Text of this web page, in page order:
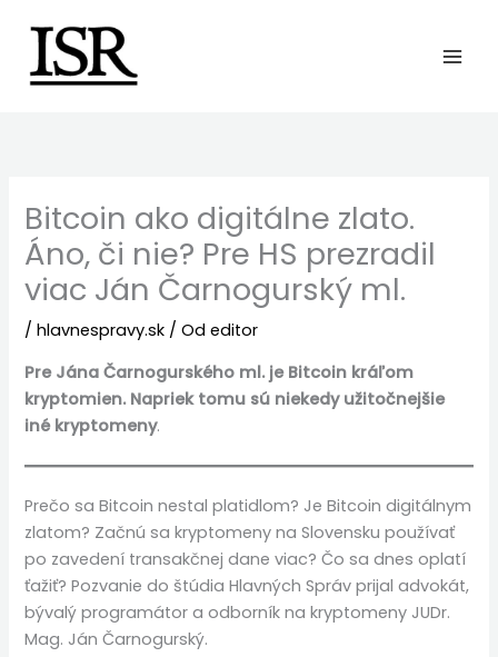
obsah
Bitcoin ako digitálne zlato.
Áno, či nie? Pre HS prezradil
viac Ján Čarnogurský ml.
/hlavnespravy.sk / Od editor
Pre Jána Čarnogurského ml. je Bitcoin kráľom
kryptomien. Napriek tomu sú niekedy užitočnejšie
iné kryptomeny.
Prečo sa Bitcoin nestal platidlom? Je Bitcoin digitálnym
zlatom? Začnú sa kryptomeny na Slovensku používať
po zavedení transakčnej dane viac? Čo sa dnes oplatí
ťažiť? Pozvanie do štúdia Hlavných Správ prijal advokát,
bývalý programátor a odborník na kryptomeny JUDr.
Mag. Ján Čarnogurský.